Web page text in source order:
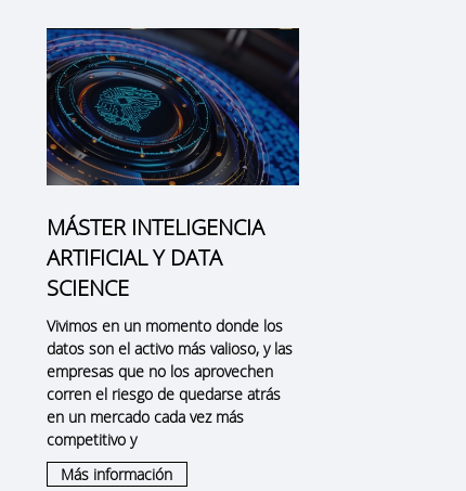
MÁSTER INTELIGENCIA
ARTIFICIAL Y DATA
SCIENCE
Vivimos en un momento donde los
datos son el activo más valioso, y las
empresas que no los aprovechen
corren el riesgo de quedarse atrás
en un mercado cada vez más
competitivo y
Más información